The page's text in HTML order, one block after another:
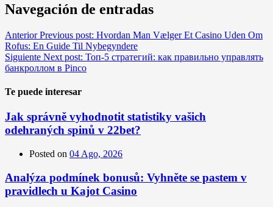
Navegación de entradas
Anterior Previous post: Hvordan Man Vælger Et Casino Uden Om
Rofus: En Guide Til Nybegyndere
Siguiente Next post: Топ-5 стратегий: как правильно управлять
банкроллом в Pinco
Te puede interesar
Jak správně vyhodnotit statistiky vašich
odehraných spinů v 22bet?
Posted on 04 Ago, 2026
Analýza podmínek bonusů: Vyhněte se pastem v
pravidlech u Kajot Casino